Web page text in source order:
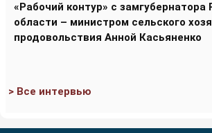
«Рабочий контур» с замгубернатора
области – министром сельского
продовольствия Анной Касьяненко
> Все интервью